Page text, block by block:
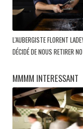
L'AUBERGISTE FLORENT
DÉCIDÉ DE NOUS RETIRER
MMMM INTERESSANT